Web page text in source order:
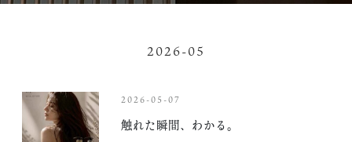
2026-05
2026-05-07
触れた瞬間、わかる。